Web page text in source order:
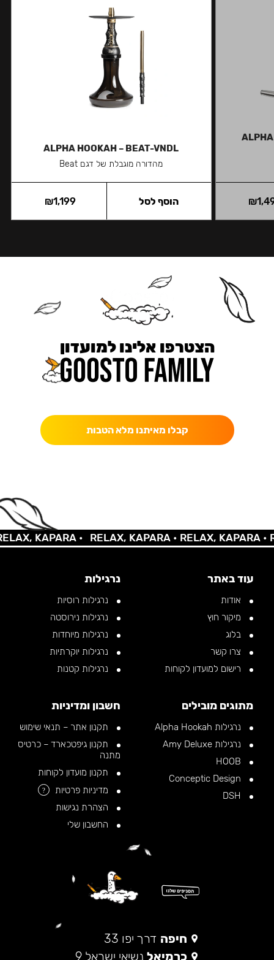
ALPHA
₪
ALPHA HOOKAH – BEAT-VNDL
מהדורה מוגבלת של דגם Beat
₪1,199 הוסף לסל
הצטרפו אלינו למועדון
קבלו מאיתנו מלא הטבות
KAPARA • RELAX, KAPARA •RELAX, KAPARA •
עוד באתר
אודות
מיקור חוץ
בלוג
צרו קשר
רישום למועדון לקוחות
נרגילות
נרגילות רוסיות
נרגילות נירוסטה
נרגילות מיוחדות
נרגילות יוקרתיות
נרגילות קטנות
מתוגים מובילים
נרגילות Alpha Hookah
נרגילות Amy Deluxe
חשבון ומדיניות
תקנון אתר – תנאי שימוש
תקנון גיפטכארד – כרטיס
מתנה
תקנון מועדון לקוחות
מדיניות פרטיות
?
הצהרת נגישות
החשבון שלי
חיפה דרך יפו 33
כרמיאל נשיאי ישראל 9